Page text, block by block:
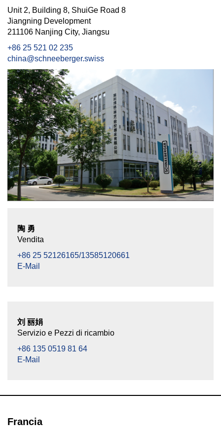
Unit 2, Building 8, ShuiGe Road 8
Jiangning Development
211106 Nanjing City, Jiangsu
+86 25 521 02 235
china@schneeberger.swiss
陶 勇
Vendita
+86 25 52126165/13585120661
E-Mail
刘 丽娟
Servizio e Pezzi di ricambio
+86 135 0519 81 64
E-Mail
Francia